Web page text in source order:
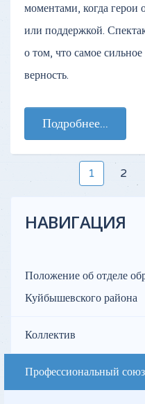
моментами, когда герои
или поддержкой.
о том, что самое
верность.
Подробнее...
1 2
НАВИГАЦИЯ
Положение об отделе
Куйбышевского района
Коллектив
Профессиональный союз